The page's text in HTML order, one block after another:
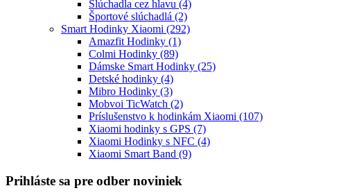
Slúchadla cez hlavu (4)
Športové slúchadlá (2)
Smart Hodinky Xiaomi (292)
Amazfit Hodinky (1)
Colmi Hodinky (89)
Dámske Smart Hodinky (25)
Detské hodinky (4)
Mibro Hodinky (3)
Mobvoi TicWatch (2)
Príslušenstvo k hodinkám Xiaomi (107)
Xiaomi hodinky s GPS (7)
Xiaomi Hodinky s NFC (4)
Xiaomi Smart Band (9)
Prihláste sa pre odber noviniek